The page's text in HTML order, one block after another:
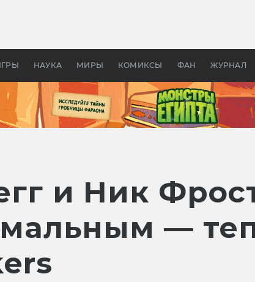
НАУКА МИРЫ КОМИКСЫ ФАН ЖУРНАЛ
бы «Властелина колец»
Древней
и Ник
—